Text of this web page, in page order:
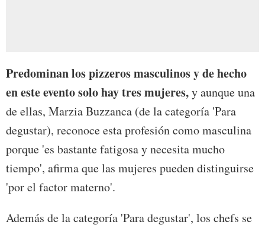
Predominan los pizzeros masculinos y de hecho
en este evento solo hay tres mujeres,y aunque una
de ellas, Marzia Buzzanca (de la categoría 'Para
degustar), reconoce esta profesión como masculina
porque 'es bastante fatigosa y necesita mucho
tiempo', afirma que las mujeres pueden distinguirse
'por el factor materno'.
Además de la categoría 'Para degustar', los chefs se